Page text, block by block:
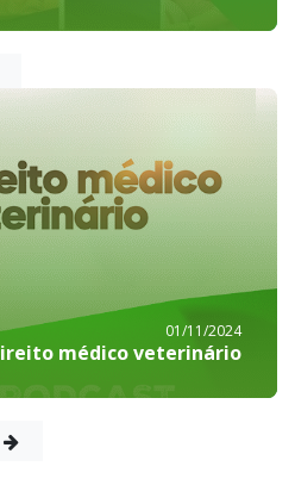
01/11/2024
médico veterinário